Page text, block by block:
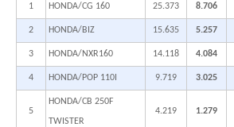
1 HONDA/CG 160 25.373 8.706
2 HONDA/BIZ 15.635 5.257
3 HONDA/NXR160 14.118 4.084
4 HONDA/POP 110I 9.719 3.025
5
HONDA/CB 250F
TWISTER
4.219 1.279